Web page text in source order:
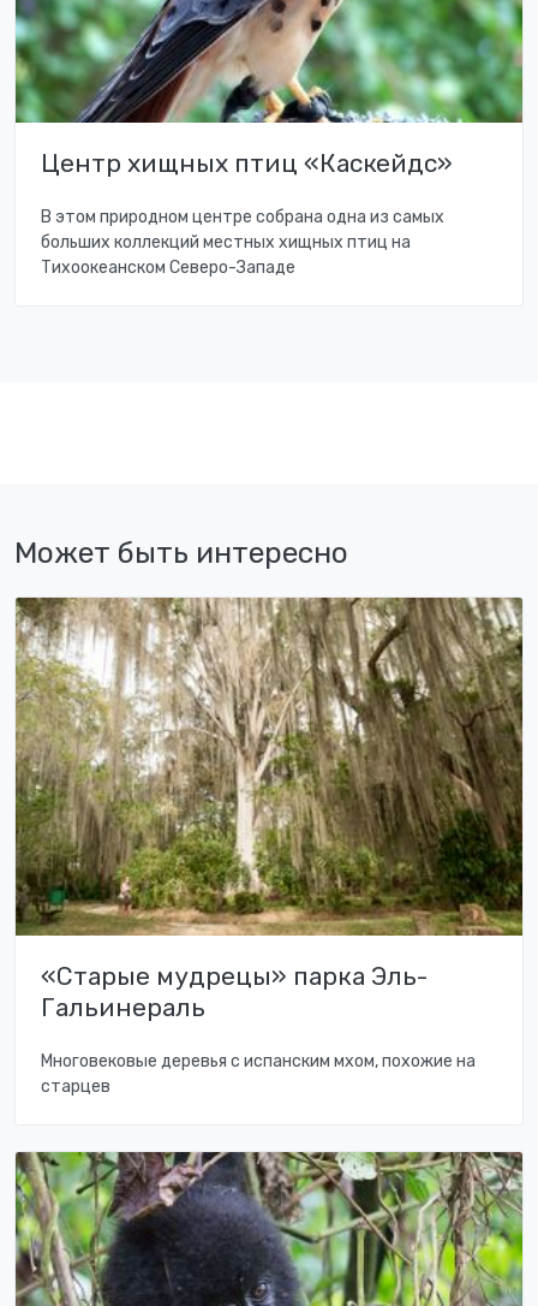
Центр хищных птиц «Каскейдс»
В этом природном центре собрана одна из самых
больших коллекций местных хищных птиц на
Тихоокеанском Северо-Западе
Может быть интересно
«Старые мудрецы» парка Эль-
Гальинераль
Многовековые деревья с испанским мхом, похожие на
старцев